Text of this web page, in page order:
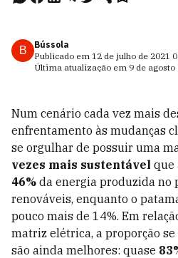
B
Bússola
Publicado em 12 de julho de 2021
Última atualização em 9 de agosto
Num cenário cada vez mais
enfrentamento às mudanças
se orgulhar de possuir uma
vezes mais sustentável que
46% da energia produzida no
renováveis, enquanto o
pouco mais de 14%. Em
matriz elétrica, a proporção
são ainda melhores: quase